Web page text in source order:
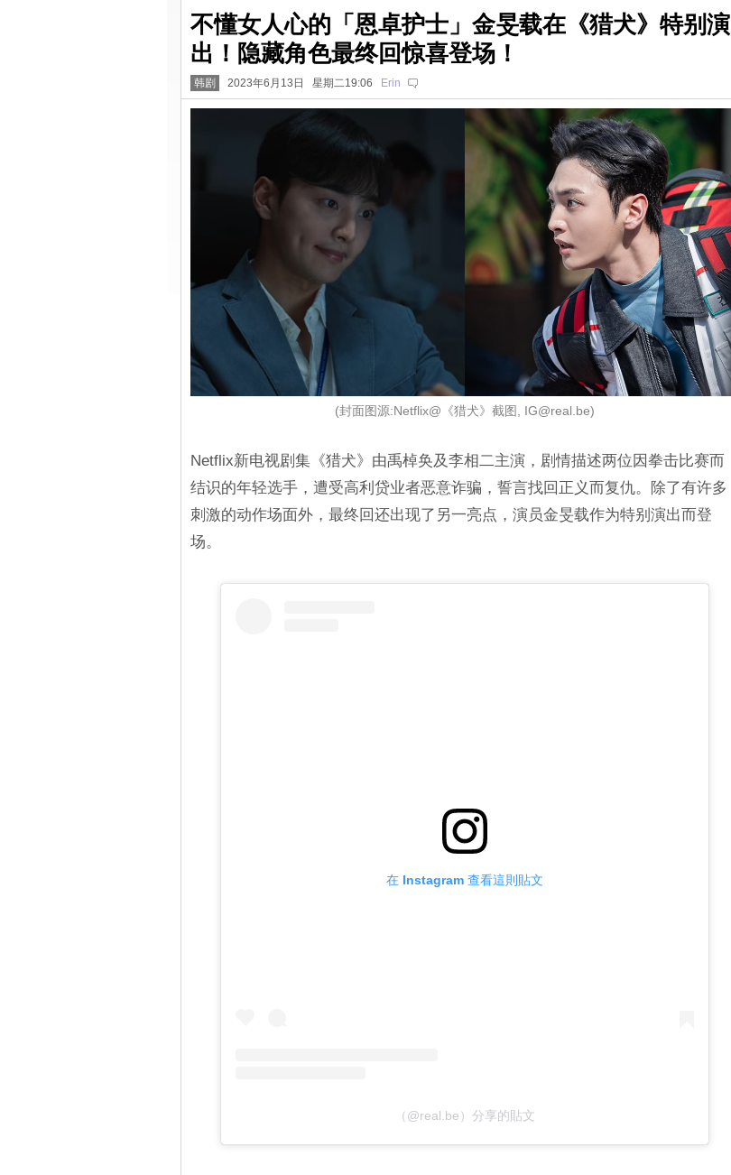
不懂女人心的「恩卓护士」金旻载在《猎犬》特别演
出！隐藏角色最终回惊喜登场！
韩剧 2023年6月13日 星期二19:06 Erin
(封面图源:Netflix@《猎犬》截图, IG@real.be)
Netflix新电视剧集《猎犬》由禹棹奂及李相二主演，剧情描述两位因拳击比赛而
结识的年轻选手，遭受高利贷业者恶意诈骗，誓言找回正义而复仇。除了有许多
刺激的动作场面外，最终回还出现了另一亮点，演员金旻载作为特别演出而登
场。
在 Instagram 查看這則貼文
（@real.be）分享的貼文